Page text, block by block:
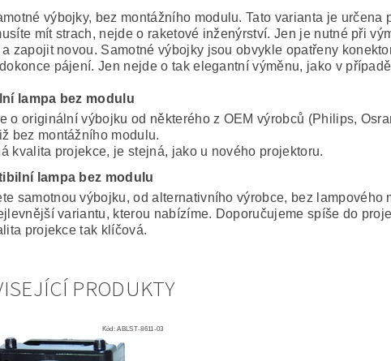
výbojky, bez montážního modulu. Tato varianta je určena
mít strach, nejde o raketové inženýrství. Jen je nutné při
zapojit novou. Samotné výbojky jsou obvykle opatřeny
pájení. Jen nejde o tak elegantní výměnu, jako v
lampa bez modulu
o originální výbojku od některého z OEM výrobců (Philips,
bez montážního modulu.
kvalita projekce, je stejná, jako u nového projektoru.
lampa bez modulu
samotnou výbojku, od alternativního výrobce, bez lampového
variantu, kterou nabízíme. Doporučujeme spíše do
projekce tak klíčová.
PRODUKTY
Kód:ABLST-8611-03